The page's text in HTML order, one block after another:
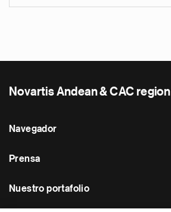
Novartis Andean & CAC region
Navegador
Prensa
Nuestro portafolio